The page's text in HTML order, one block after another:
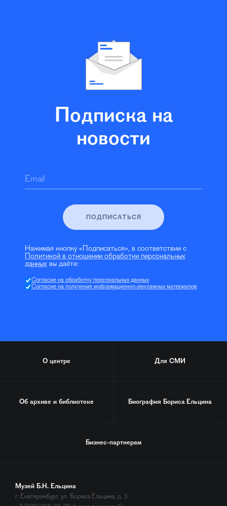
Подписка на
новости
Email
ПОДПИСАТЬСЯ
Нажимая кнопку «Подписаться», в соответствии с
Политикой в отношении обработки персональных
данных вы даёте:
Согласие на обработку персональных данных
Согласие на получение информационно-рекламных материалов
О центре Для СМИ
Об архиве и библиотеке Биография Бориса Ельцина
Бизнес-партнерам
Музей Б.Н. Ельцина
г. Екатеринбург, ул. Бориса Ельцина, д. 3